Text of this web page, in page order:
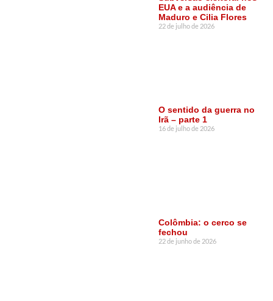
EUA e a audiência de
Maduro e Cilia Flores
22 de julho de 2026
O sentido da guerra no
Irã – parte 1
16 de julho de 2026
Colômbia: o cerco se
fechou
22 de junho de 2026